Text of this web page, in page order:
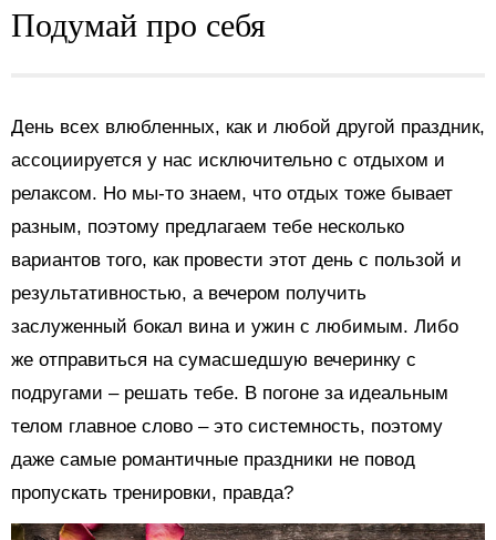
Подумай про себя
День всех влюбленных, как и любой другой праздник,
ассоциируется у нас исключительно с отдыхом и
релаксом. Но мы-то знаем, что отдых тоже бывает
разным, поэтому предлагаем тебе несколько
вариантов того, как провести этот день с пользой и
результативностью, а вечером получить
заслуженный бокал вина и ужин с любимым. Либо
же отправиться на сумасшедшую вечеринку с
подругами – решать тебе. В погоне за идеальным
телом главное слово – это системность, поэтому
даже самые романтичные праздники не повод
пропускать тренировки, правда?